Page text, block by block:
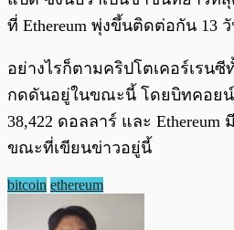
ที่ Ethereum พุ่งขึ้นติดต่อกัน 13
อย่างไรก็ตามคริปโตเคอร์เรน
กดดันอยู่ในขณะนี้ โดยบิทคอย
38,422 ดอลลาร์ และ
ขณะที่เขียนข่าวอยู่นี้
bitcoin ethereum